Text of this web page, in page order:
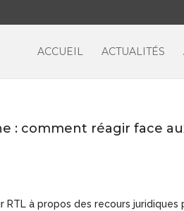
ACCUEIL ACTUALITÉS
: comment réagir face
à propos des recours